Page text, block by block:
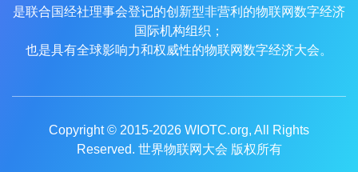
是联合国经社理事会登记的创新型非营利的物联网数字经济
国际机构组织；
也是具有全球影响力和权威性的物联网数字经济大会。
Copyright © 2015-2026 WIOTC.org, All Rights
Reserved. 世界物联网大会 版权所有